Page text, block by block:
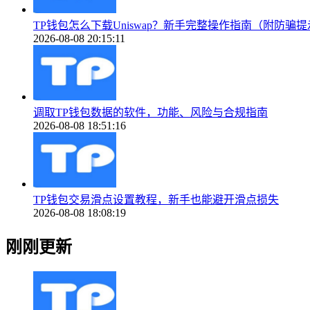
TP钱包怎么下载Uniswap？新手完整操作指南（附防骗提
2026-08-08 20:15:11
调取TP钱包数据的软件，功能、风险与合规指南
2026-08-08 18:51:16
TP钱包交易滑点设置教程，新手也能避开滑点损失
2026-08-08 18:08:19
刚刚更新